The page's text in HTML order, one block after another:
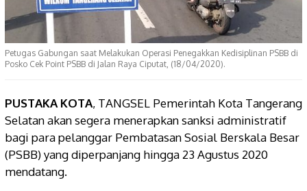
Petugas Gabungan saat Melakukan Operasi Penegakkan Kedisiplinan PSBB di
Posko Cek Point PSBB di Jalan Raya Ciputat, (18/04/2020).
PUSTAKA KOTA, TANGSEL Pemerintah Kota Tangerang
Selatan akan segera menerapkan sanksi administratif
bagi para pelanggar Pembatasan Sosial Berskala Besar
(PSBB) yang diperpanjang hingga 23 Agustus 2020
mendatang.